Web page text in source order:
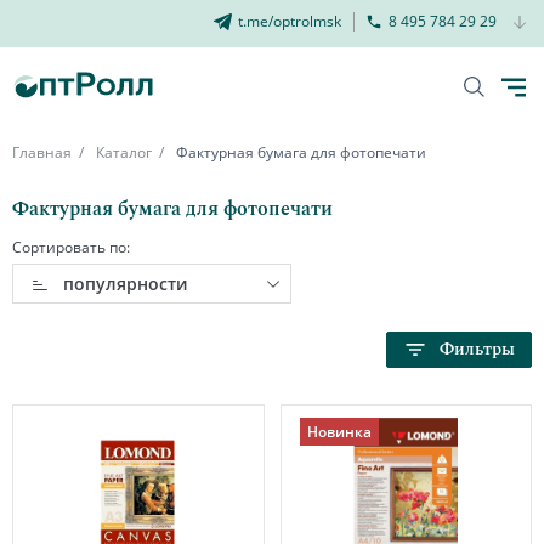
t.me/optrolmsk 8 495 784 29 29
Главная Каталог Фактурная бумага для фотопечати
Фактурная бумага для фотопечати
Сортировать по:
популярности
Фильтры
Новинка